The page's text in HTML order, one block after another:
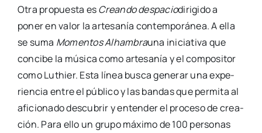
Otra pro­pues­ta esCrean­do des­pa­ciodiri­gi­do a
poner en valor la arte­sa­nía con­tem­po­rá­nea. A ella
se suma Momen­tos Alham­brauna ini­cia­ti­va que
con­ci­be la músi­ca como arte­sa­nía y el com­po­si­tor
como Luthier. Esta línea bus­ca gene­rar una expe­
rien­cia entre el públi­co y las ban­das que per­mi­ta al
afi­cio­na­do des­cu­brir y enten­der el pro­ce­so de crea­
ción. Para ello un gru­po máxi­mo de 100 per­so­nas